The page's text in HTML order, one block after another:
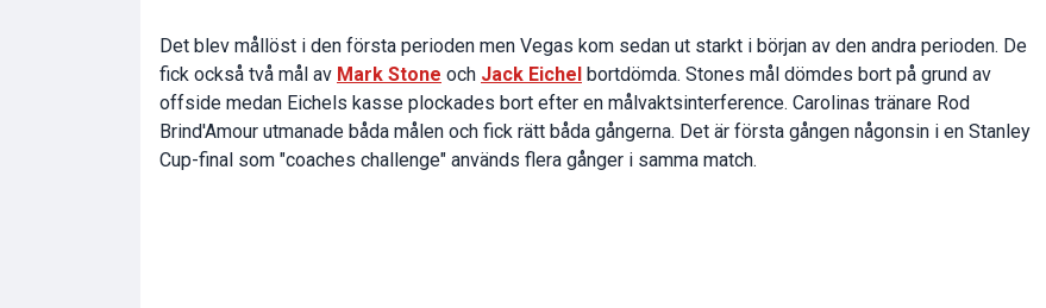
Det blev mållöst i den första perioden men Vegas kom sedan ut starkt i början av den andra perioden. De
fick också två mål av Mark Stone och Jack Eichel bortdömda. Stones mål dömdes bort på grund av
offside medan Eichels kasse plockades bort efter en målvaktsinterference. Carolinas tränare Rod
Brind'Amour utmanade båda målen och fick rätt båda gångerna. Det är första gången någonsin i en Stanley
Cup-final som "coaches challenge" används flera gånger i samma match.